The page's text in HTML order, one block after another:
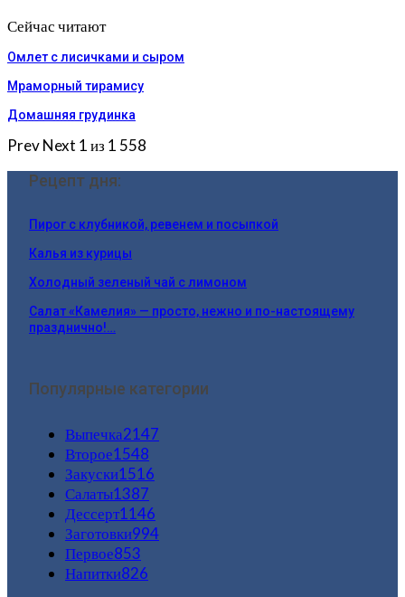
Сейчас читают
Омлет с лисичками и сыром
Мраморный тирамису
Домашняя грудинка
PrevNext 1 из 1 558
Рецепт дня:
Пирог с клубникой, ревенем и посыпкой
Калья из курицы
Холодный зеленый чай с лимоном
Салат «Камелия» — просто, нежно и по-настоящему
празднично!…
Популярные категории
Выпечка2147
Второе1548
Закуски1516
Салаты1387
Дессерт1146
Заготовки994
Первое853
Напитки826